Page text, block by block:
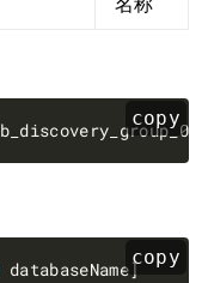
名称
copy
copy
databaseName]